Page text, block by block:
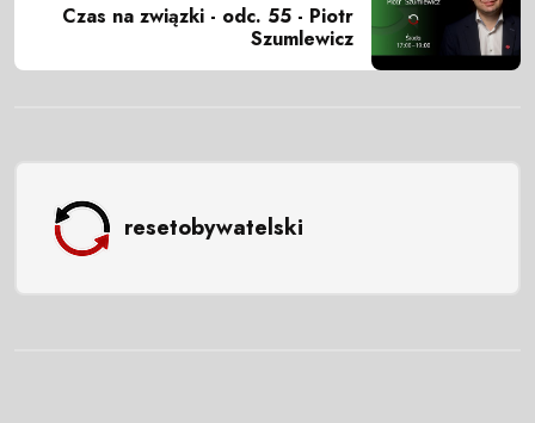
Czas na związki - odc. 55 - Piotr
Szumlewicz
resetobywatelski